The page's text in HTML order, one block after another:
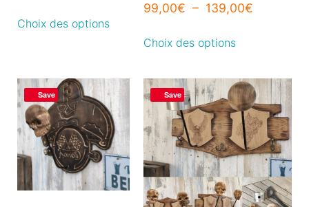
Choix des options
99,00€ – 139,00€
Choix des options
Save Save